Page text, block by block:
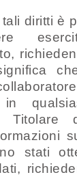
tali diritti è
Titolare
stati